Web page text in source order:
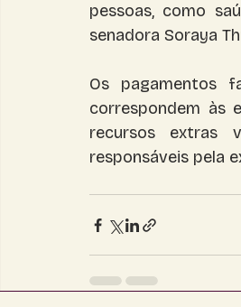
pessoas, como
senadora Soraya
Os pagamentos
correspondem às
recursos extras
responsáveis pela